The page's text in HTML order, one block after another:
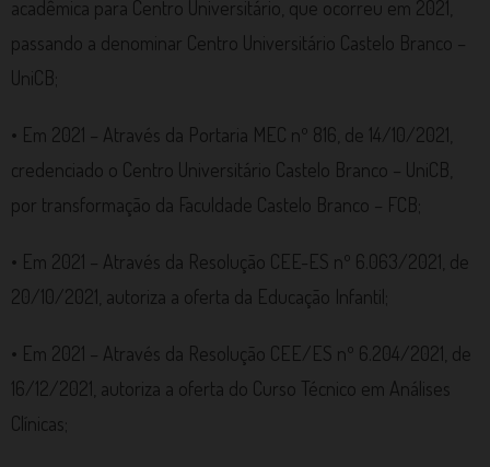
acadêmica para Centro Universitário, que ocorreu em 2021,
passando a denominar Centro Universitário Castelo Branco –
UniCB;
• Em 2021 – Através da Portaria MEC nº 816, de 14/10/2021,
credenciado o Centro Universitário Castelo Branco – UniCB,
por transformação da Faculdade Castelo Branco – FCB;
• Em 2021 – Através da Resolução CEE-ES nº 6.063/2021, de
20/10/2021, autoriza a oferta da Educação Infantil;
• Em 2021 – Através da Resolução CEE/ES nº 6.204/2021, de
16/12/2021, autoriza a oferta do Curso Técnico em Análises
Clínicas;